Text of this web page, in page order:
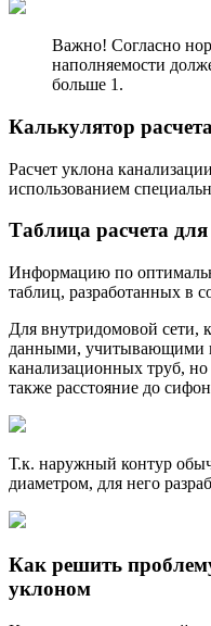
Важно! Согласно
наполняемости
больше 1.
Калькулятор
Расчет уклона
использованием
Таблица расчета
Информацию по
таблиц, разработанных в
Для внутридомовой сети,
данными, учитывающими
канализационных труб, но
также расстояние до
Т.к. наружный контур
диаметром, для него
Как решить
уклоном